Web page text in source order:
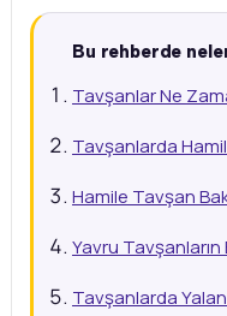
Bu rehberde
Tavşanlar Ne
Tavşanlarda
Hamile Tavşan
Yavru Tavşanların
Tavşanlarda